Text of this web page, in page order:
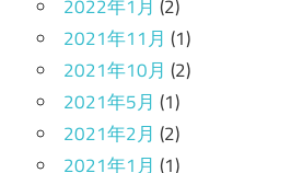
2022年1月 (2)
2021年11月 (1)
2021年10月 (2)
2021年5月 (1)
2021年2月 (2)
2021年1月 (1)